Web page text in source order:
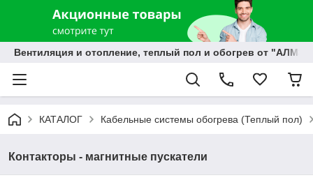
Вентиляция и отопление, теплый пол и обогрев от
КАТАЛОГ Кабельные системы обогрева (Теплый пол)
Контакторы - магнитные пускатели